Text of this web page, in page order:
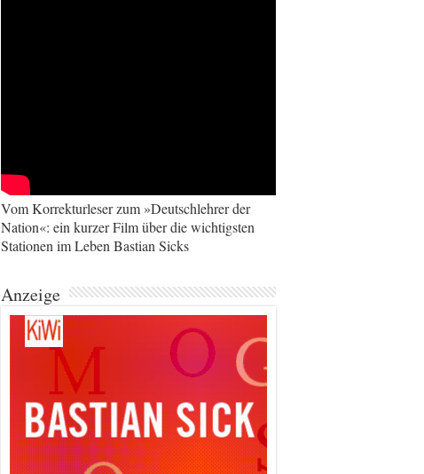
Vom Korrekturleser zum »Deutschlehrer der
Nation«: ein kurzer Film über die wichtigsten
Stationen im Leben Bastian Sicks
Anzeige